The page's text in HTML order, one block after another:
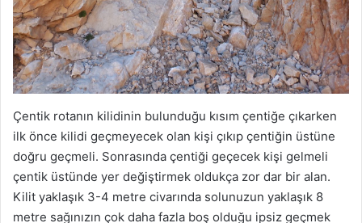
Çentik rotanın kilidinin bulunduğu kısım çentiğe çıkarken
ilk önce kilidi geçmeyecek olan kişi çıkıp çentiğin üstüne
doğru geçmeli. Sonrasında çentiği geçecek kişi gelmeli
çentik üstünde yer değiştirmek oldukça zor dar bir alan.
Kilit yaklaşık 3-4 metre civarında solunuzun yaklaşık 8
metre sağınızın çok daha fazla boş olduğu ipsiz geçmek